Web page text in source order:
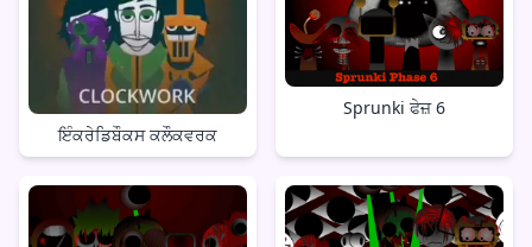
ਇੰਕਰੇਡਿਬੌਕਸ ਕਲੌਕਵਰਕ
Sprunki ਫੇਜ਼ 6